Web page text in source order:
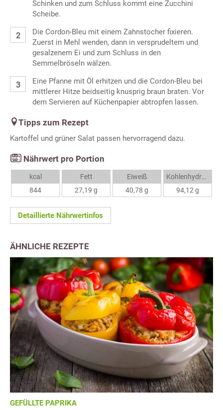
Schinken und zum Schluss kommt eine Zucchini
Scheibe.
Die Cordon-Bleu mit einem Zahnstocher fixieren.
Zuerst in Mehl wenden, dann in versprudeltem und
gesalzenem Ei und zum Schluss in den
Semmelbröseln wälzen.
Eine Pfanne mit Öl erhitzen und die Cordon-Bleu bei
mittlerer Hitze beidseitig knusprig braun braten. Vor
dem Servieren auf Küchenpapier abtropfen lassen.
Tipps zum Rezept
Kartoffel und grüner Salat passen hervorragend dazu.
Nährwert pro Portion
kcal
844
Fett
27,19 g
Eiweiß
40,78 g
Kohlenhydrate
94,12 g
Detaillierte Nährwertinfos
ÄHNLICHE REZEPTE
GEFÜLLTE PAPRIKA